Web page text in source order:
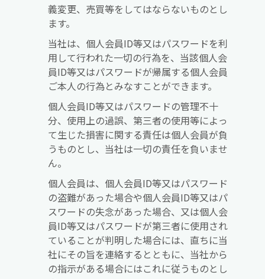
義変更、売買等をしてはならないものとし
ます。
当社は、個人会員ID等又はパスワードを利
用して行われた一切の行為を、当該個人会
員ID等又はパスワードが帰属する個人会員
ご本人の行為とみなすことができます。
個人会員ID等又はパスワードの管理不十
分、使用上の過誤、第三者の使用等によっ
て生じた損害に関する責任は個人会員が負
うものとし、当社は一切の責任を負いませ
ん。
個人会員は、個人会員ID等又はパスワード
の盗難があった場合や個人会員ID等又はパ
スワードの失念があった場合、又は個人会
員ID等又はパスワードが第三者に使用され
ていることが判明した場合には、直ちに当
社にその旨を連絡するとともに、当社から
の指示がある場合にはこれに従うものとし